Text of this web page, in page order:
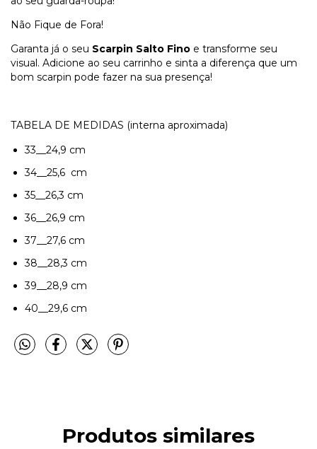
Não Fique de Fora!
Garanta já o seu Scarpin Salto Fino e transforme seu
visual. Adicione ao seu carrinho e sinta a diferença que um
bom scarpin pode fazer na sua presença!
TABELA DE MEDIDAS (interna aproximada)
33__24,9 cm
34__25,6 cm
35__26,3 cm
36__26,9 cm
37__27,6 cm
38__28,3 cm
39__28,9 cm
40__29,6 cm
Produtos similares